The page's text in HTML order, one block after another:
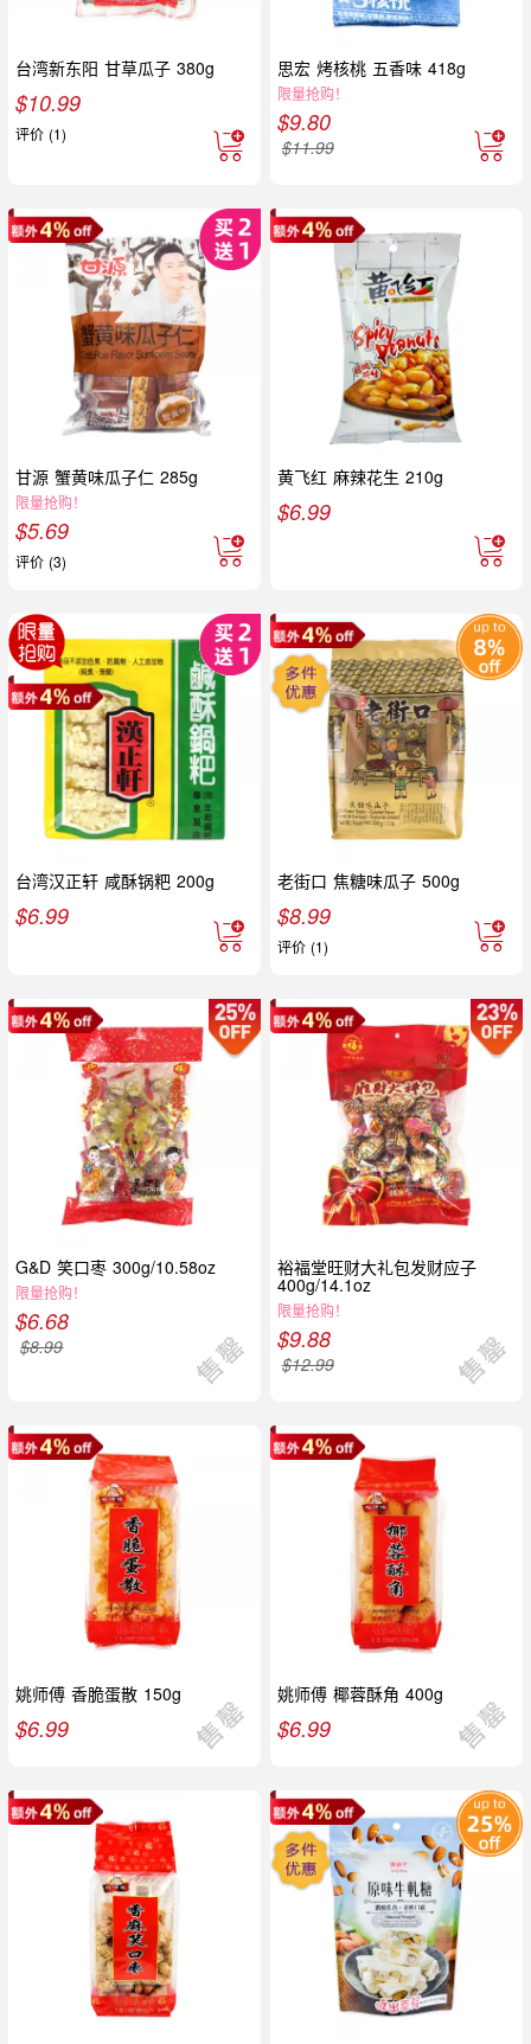
台湾新东阳 甘草瓜子 380g
$10.99
评价 (1)
思宏 烤核桃 五香味 418g
限量抢购！
$9.80
$11.99
甘源 蟹黄味瓜子仁 285g
限量抢购！
$5.69
评价 (3)
黄飞红 麻辣花生 210g
$6.99
台湾汉正轩 咸酥锅粑 200g
$6.99
老街口 焦糖味瓜子 500g
$8.99
评价 (1)
G&D 笑口枣 300g/10.58oz
限量抢购！
$6.68
$8.99
裕福堂旺财大礼包发财应子
400g/14.1oz
限量抢购！
$9.88
$12.99
姚师傅 香脆蛋散 150g
$6.99
姚师傅 椰蓉酥角 400g
$6.99